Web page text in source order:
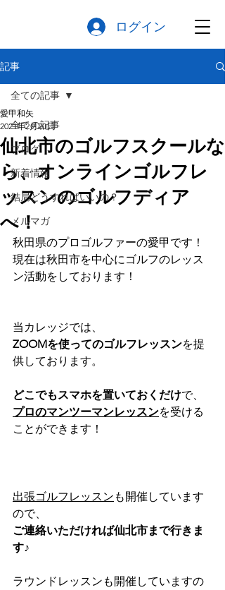
ログイン
記事
全ての記事
ブログ
新着情報
結局どうすればいいの？
メルマガ
全ての記事
仙北市のゴルフスクールな
ら、オンラインゴルフレ
ッスンのゴルフディア
へ！
愛甲和矢
2021年2月20日
秋田県のプロゴルファーの愛甲です！
現在は秋田市を中心にゴルフのレッス
ン活動をしております！
当カレッジでは、
ZOOMを使ってのゴルフレッスンを提
供しております。
どこでもスマホを置いておくだけで、
プロのマンツーマンレッスンを受ける
ことができます！
出張ゴルフレッスン も開催しています
ので、
ご連絡いただければ仙北市まで行きま
す♪
ラウンドレッスンも開催していますの